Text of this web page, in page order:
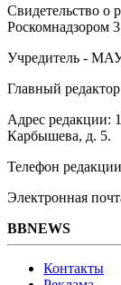
Свидетельство
Роскомнадзором
Учредитель -
Главный
Адрес редакции:
Карбышева, д. 5.
Телефон
Электронная
BBNEWS
Контакты